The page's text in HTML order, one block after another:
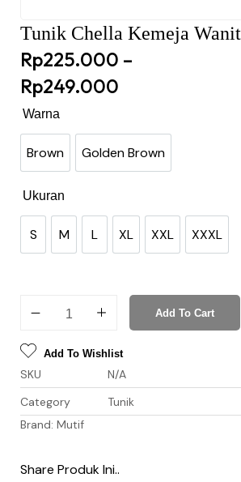
Tunik Chella Kemeja
Rp225.000 –
Rp249.000
Warna
Brown
Brown
Golden Brown
Golden Brown
Ukuran
S
S
M
M
L
L
XL
XL
XXL
XXL
XXXL
XXXL
Add To Cart
Add To Wishlist
SKU
N/A
Category
Tunik
Brand: Mutif
Share Produk Ini..